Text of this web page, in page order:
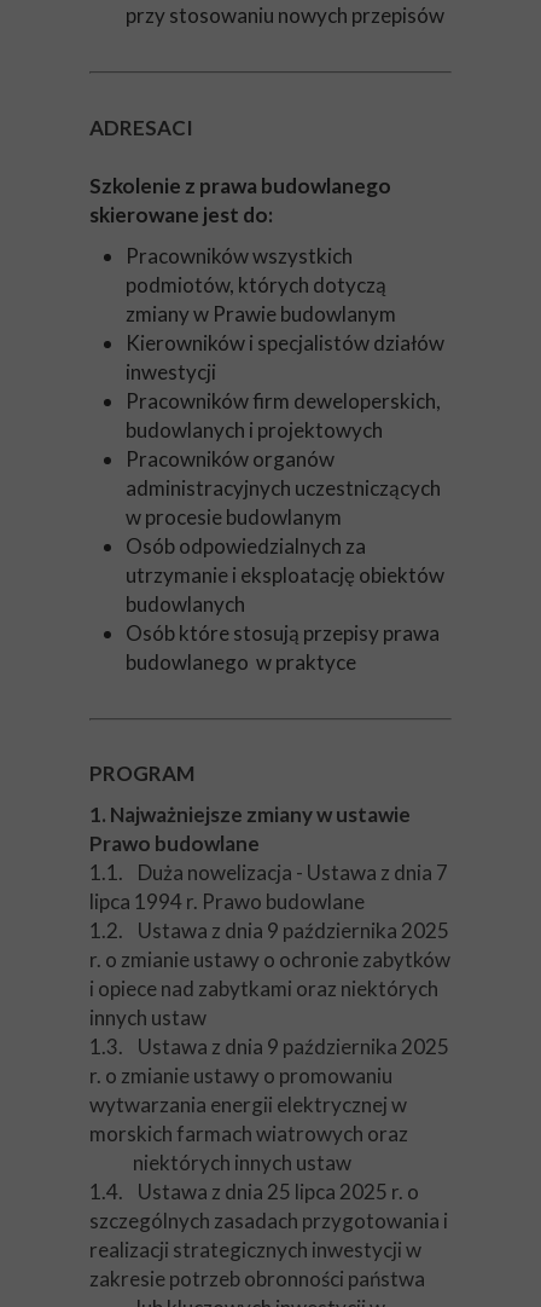
przy stosowaniu nowych przepisów
ADRESACI
Szkolenie z prawa budowlanego
skierowane jest do:
Pracowników wszystkich
podmiotów, których dotyczą
zmiany w Prawie budowlanym
Kierowników i specjalistów działów
inwestycji
Pracowników firm deweloperskich,
budowlanych i projektowych
Pracowników organów
administracyjnych uczestniczących
w procesie budowlanym
Osób odpowiedzialnych za
utrzymanie i eksploatację obiektów
budowlanych
Osób które stosują przepisy prawa
budowlanego w praktyce
PROGRAM
1. Najważniejsze zmiany w ustawie
Prawo budowlane
1.1. Duża nowelizacja - Ustawa z dnia 7
lipca 1994 r. Prawo budowlane
1.2. Ustawa z dnia 9 października 2025
r. o zmianie ustawy o ochronie zabytków
i opiece nad zabytkami oraz niektórych
innych ustaw
1.3. Ustawa z dnia 9 października 2025
r. o zmianie ustawy o promowaniu
wytwarzania energii elektrycznej w
morskich farmach wiatrowych oraz
niektórych innych ustaw
1.4. Ustawa z dnia 25 lipca 2025 r. o
szczególnych zasadach przygotowania i
realizacji strategicznych inwestycji w
zakresie potrzeb obronności państwa